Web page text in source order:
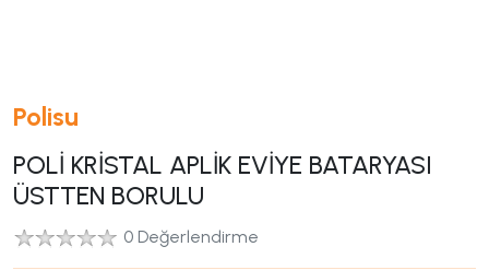
Polisu
POLİ KRİSTAL APLİK EVİYE BATARYASI
ÜSTTEN BORULU
0 Değerlendirme